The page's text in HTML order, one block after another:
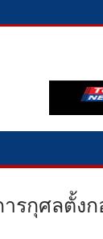
กุศลตั้งก